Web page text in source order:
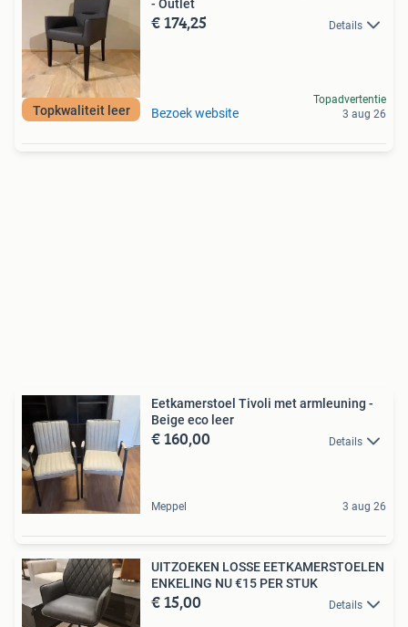
Topkwaliteit leer
- Outlet
€ 174,25 Details
Bezoek website
Topadvertentie
3 aug 26
Eetkamerstoel Tivoli met armleuning -
Beige eco leer
€ 160,00 Details
Meppel 3 aug 26
UITZOEKEN LOSSE EETKAMERSTOELEN
ENKELING NU €15 PER STUK
€ 15,00 Details